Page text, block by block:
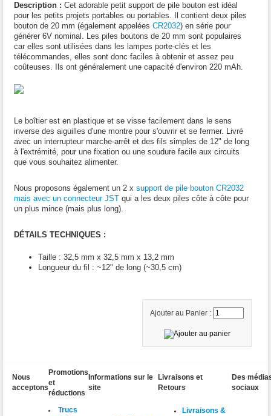
Description : Cet adorable petit support de pile bouton est idéal
pour les petits projets portables ou portables. Il contient deux piles
bouton de 20 mm (également appelées CR2032) en série pour
générer 6V nominal. Les piles boutons de 20 mm sont populaires
car elles sont utilisées dans les lampes porte-clés et les
télécommandes, elles sont donc faciles à obtenir et assez peu
coûteuses. Ils ont généralement une capacité d'environ 220 mAh.
Le boîtier est en plastique et se visse facilement dans le sens
inverse des aiguilles d'une montre pour s'ouvrir et se fermer. Livré
avec un interrupteur marche-arrêt et des fils simples de 12" de long
à l'extrémité, pour une fixation ou une soudure facile aux circuits
que vous souhaitez alimenter.
Nous proposons également un 2 x support de pile bouton CR2032
mais avec un connecteur JSTqui a les deux piles côte à côte pour
un plus mince (mais plus long).
DÉTAILS TECHNIQUES :
Taille : 32,5 mm x 32,5 mm x 13,2 mm
Longueur du fil : ~12" de long (~30,5 cm)
Ajouter au Panier :
Nous
acceptons
Promotions
et
réductions
Informations sur le
site
Livraisons et
Retours
Des
sociaux
Trucs
Livraisons &